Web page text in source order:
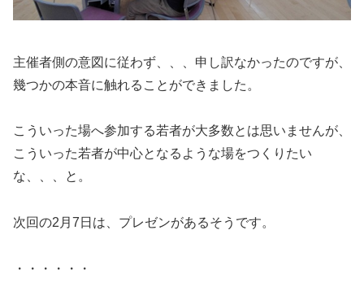
主催者側の意図に従わず、、、申し訳なかったのですが、
幾つかの本音に触れることができました。
こういった場へ参加する若者が大多数とは思いませんが、
こういった若者が中心となるような場をつくりたい
な、、、と。
次回の2月7日は、プレゼンがあるそうです。
・・・・・・